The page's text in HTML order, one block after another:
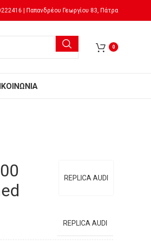
| Παπανδρέου Γεωργίου 83, Πάτρα
0
REPLICA AUDI
REPLICA AUDI